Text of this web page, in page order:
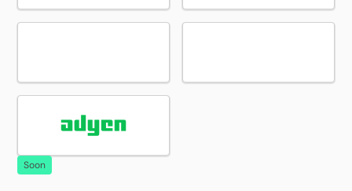
Soon